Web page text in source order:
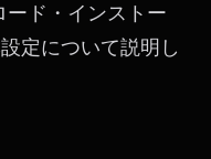
ド・インストー
定について説明し